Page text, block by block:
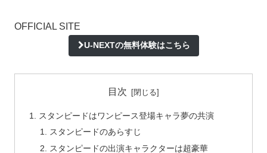
OFFICIAL SITE
U-NEXTの無料体験はこちら
目次
スタンピードはワンピース登場キャラ夢の共演
スタンピードのあらすじ
スタンピードの出演キャラクターは超豪華